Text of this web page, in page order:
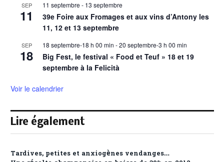
SEP
11
11 septembre - 13 septembre
39e Foire aux Fromages et aux vins d’Antony les
11, 12 et 13 septembre
SEP
18
18 septembre-18 h 00 min -20 septembre-3 h 00 min
Big Fest, le festival « Food et Teuf » 18 et 19
septembre à la Felicità
Voir le calendrier
Lire également
Tardives, petites et anxiogènes vendanges…